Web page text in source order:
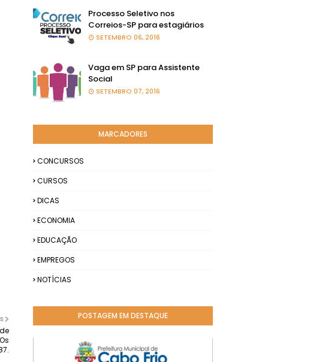
Processo Seletivo nos
Correios-SP para estagiários
SETEMBRO 06, 2016
Vaga em SP para Assistente
Social
SETEMBRO 07, 2016
MARCADORES
CONCURSOS
CURSOS
DICAS
ECONOMIA
EDUCAÇÃO
EMPREGOS
NOTÍCIAS
POSTAGEM EM DESTAQUE